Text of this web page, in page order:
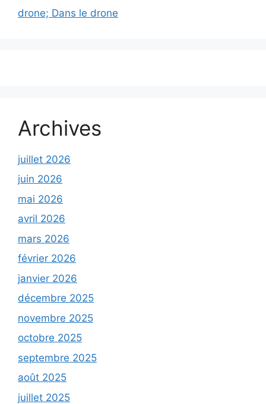
drone; Dans le drone
Archives
juillet 2026
juin 2026
mai 2026
avril 2026
mars 2026
février 2026
janvier 2026
décembre 2025
novembre 2025
octobre 2025
septembre 2025
août 2025
juillet 2025